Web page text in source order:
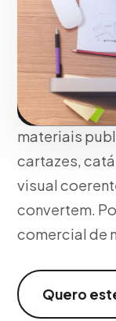
Em Belo
que criamos
impacta com
materiais
cartazes,
visual
convertem.
comercial de
Quero